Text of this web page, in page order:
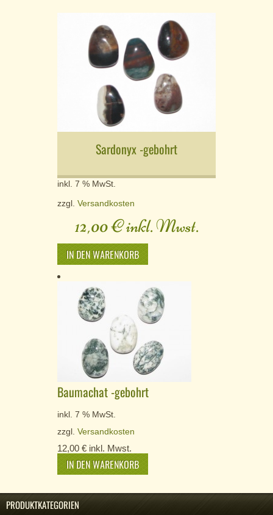
Sardonyx -gebohrt
inkl. 7 % MwSt.
zzgl. Versandkosten
12,00€inkl. Mwst.
IN DEN WARENKORB
Baumachat -gebohrt
inkl. 7 % MwSt.
zzgl. Versandkosten
12,00 € inkl. Mwst.
IN DEN WARENKORB
PRODUKTKATEGORIEN